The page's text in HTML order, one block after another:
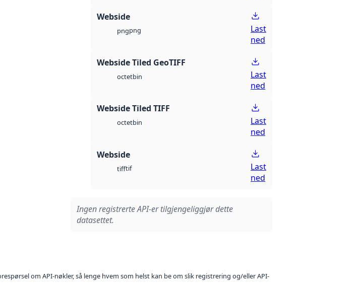
Webside
pngpng
Last
ned
Webside Tiled GeoTIFF
octetbin
Last
ned
Webside Tiled TIFF
octetbin
Last
ned
Webside
tifftif
Last
ned
Ingen registrerte API-er tilgjengeliggjør dette
datasettet.
om API-nøkler, så lenge hvem som helst kan be om slik registrering og/eller API-